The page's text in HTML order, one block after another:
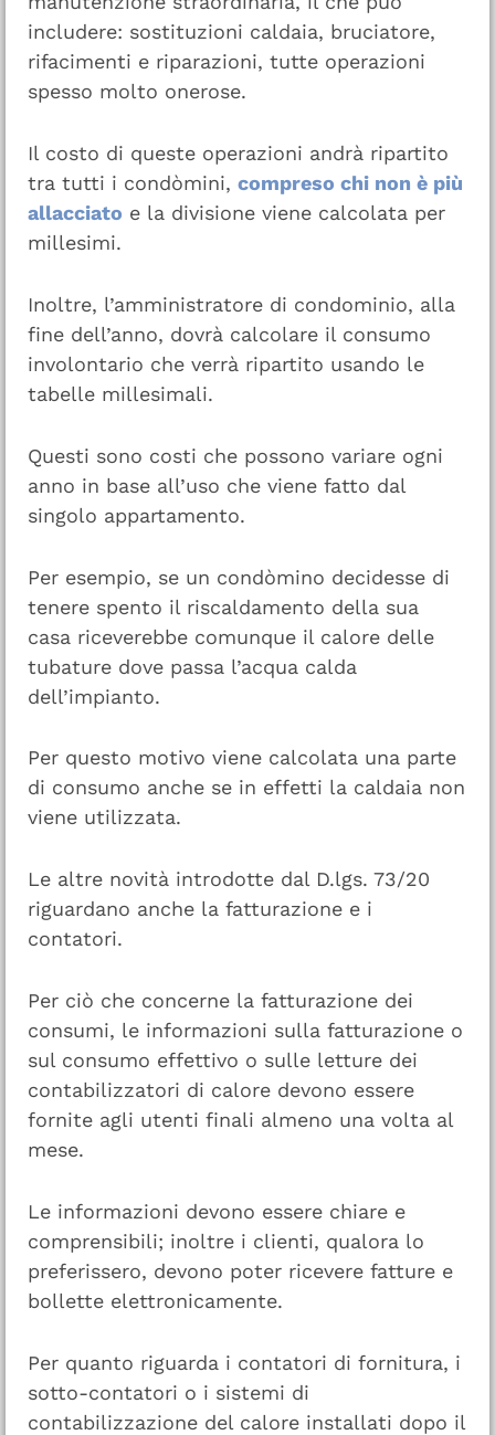
includere: sostituzioni caldaia, bruciatore,
rifacimenti e riparazioni, tutte operazioni
spesso molto onerose.
Il costo di queste operazioni andrà ripartito
tra tutti i condòmini, compreso chi non è più
allacciato e la divisione viene calcolata per
millesimi.
Inoltre, l’amministratore di condominio, alla
fine dell’anno, dovrà calcolare il consumo
involontario che verrà ripartito usando le
tabelle millesimali.
Questi sono costi che possono variare ogni
anno in base all’uso che viene fatto dal
singolo appartamento.
Per esempio, se un condòmino decidesse di
tenere spento il riscaldamento della sua
casa riceverebbe comunque il calore delle
tubature dove passa l’acqua calda
dell’impianto.
Per questo motivo viene calcolata una parte
di consumo anche se in effetti la caldaia non
viene utilizzata.
Le altre novità introdotte dal D.lgs. 73/20
riguardano anche la fatturazione e i
contatori.
Per ciò che concerne la fatturazione dei
consumi, le informazioni sulla fatturazione o
sul consumo effettivo o sulle letture dei
contabilizzatori di calore devono essere
fornite agli utenti finali almeno una volta al
mese.
Le informazioni devono essere chiare e
comprensibili; inoltre i clienti, qualora lo
preferissero, devono poter ricevere fatture e
bollette elettronicamente.
Per quanto riguarda i contatori di fornitura, i
sotto-contatori o i sistemi di
contabilizzazione del calore installati dopo il